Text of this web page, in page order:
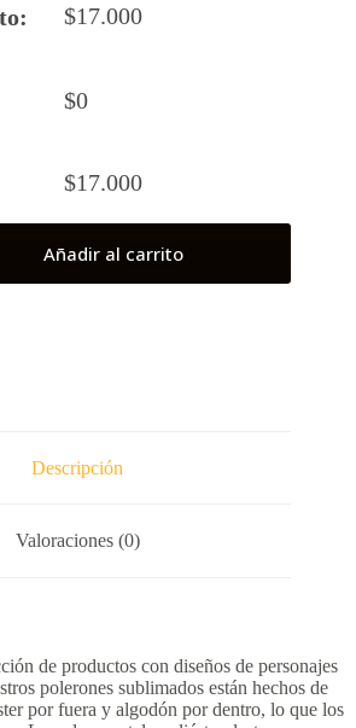
$17.000
$0
$17.000
Añadir al carrito
Descripción
Valoraciones (0)
de productos con diseños de personajes
polerones sublimados están hechos de
por fuera y algodón por dentro, lo que los